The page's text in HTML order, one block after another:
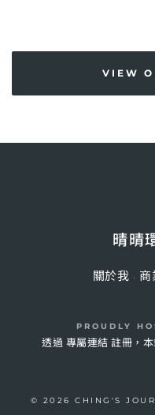
VIEW
晴晴
關於我 · 商
PROUDLY
透過 專屬連結 註冊，
© 2026 CHING'S